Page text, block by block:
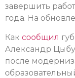
завершить
года. На
Как сообщил
Александр
после